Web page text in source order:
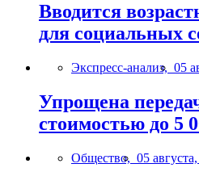
Вводится
для социальных
Экспресс-анализ, 05
Упрощена
стоимостью до 5
Общество, 05